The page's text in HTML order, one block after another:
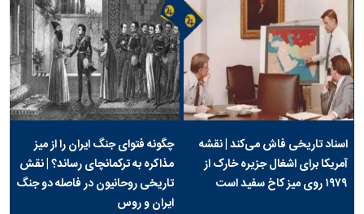
اسناد تاریخی فاش می‌کند | نقشه
آمریکا برای اشغال جزیره خارک از
۱۹۷۹ روی میز کاخ سفید است
چگونه فتوای جنگ ایران را از میز
مذاکره به ترکمانچای رساند؟ | نقش
تاریخی روحانیون در فاصله دو جنگ
ایران و روس